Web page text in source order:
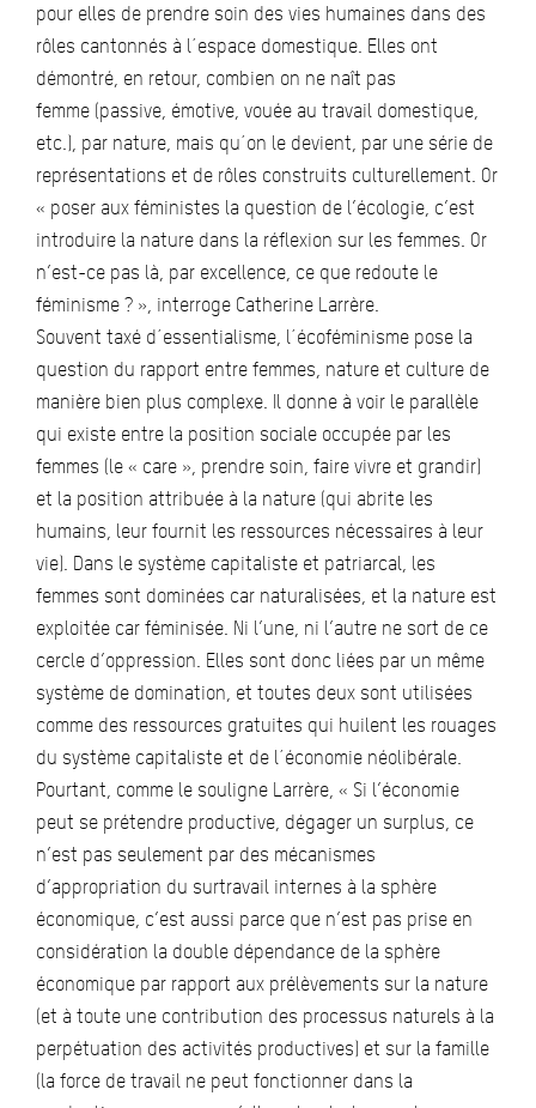
pour elles de prendre soin des vies humaines dans des
rôles cantonnés à l´espace domestique. Elles ont
démontré, en retour, combien on ne naît pas
femme (passive, émotive, vouée au travail domestique,
etc.), par nature, mais qu´on le devient, par une série de
représentations et de rôles construits culturellement. Or
« poser aux féministes la question de l’écologie, c’est
introduire la nature dans la réflexion sur les femmes. Or
n’est-ce pas là, par excellence, ce que redoute le
féminisme ? », interroge Catherine Larrère.
Souvent taxé d´essentialisme, l´écoféminisme pose la
question du rapport entre femmes, nature et culture de
manière bien plus complexe. Il donne à voir le parallèle
qui existe entre la position sociale occupée par les
femmes (le « care », prendre soin, faire vivre et grandir)
et la position attribuée à la nature (qui abrite les
humains, leur fournit les ressources nécessaires à leur
vie). Dans le système capitaliste et patriarcal, les
femmes sont dominées car naturalisées, et la nature est
exploitée car féminisée. Ni l’une, ni l’autre ne sort de ce
cercle d’oppression. Elles sont donc liées par un même
système de domination, et toutes deux sont utilisées
comme des ressources gratuites qui huilent les rouages
du système capitaliste et de l´économie néolibérale.
Pourtant, comme le souligne Larrère, « Si l’économie
peut se prétendre productive, dégager un surplus, ce
n’est pas seulement par des mécanismes
d’appropriation du surtravail internes à la sphère
économique, c’est aussi parce que n’est pas prise en
considération la double dépendance de la sphère
économique par rapport aux prélèvements sur la nature
(et à toute une contribution des processus naturels à la
perpétuation des activités productives) et sur la famille
(la force de travail ne peut fonctionner dans la